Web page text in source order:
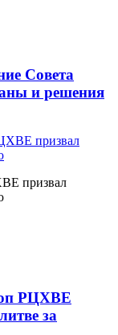
Совета
и решения
призвал
РЦХВЕ
за